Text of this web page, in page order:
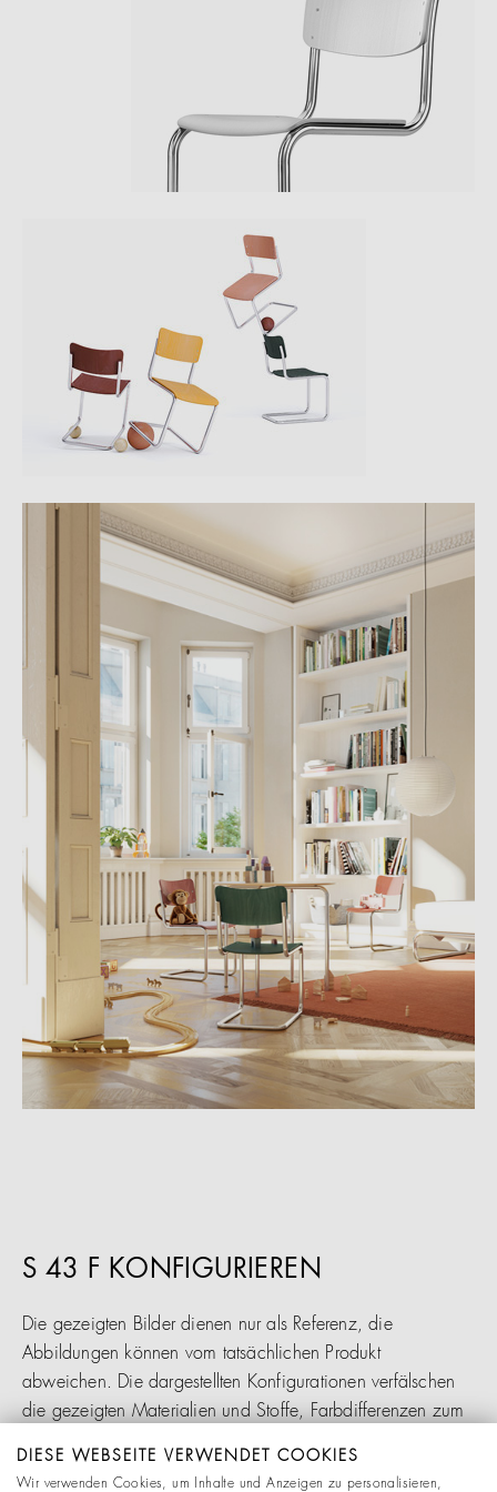
S 43 F KONFIGURIEREN
Die gezeigten Bilder dienen nur als Referenz, die
Abbildungen können vom tatsächlichen Produkt
abweichen. Die dargestellten Konfigurationen verfälschen
die gezeigten Materialien und Stoffe, Farbdifferenzen zum
DIESE WEBSEITE VERWENDET COOKIES
Wir verwenden Cookies, um Inhalte und Anzeigen zu personalisieren,